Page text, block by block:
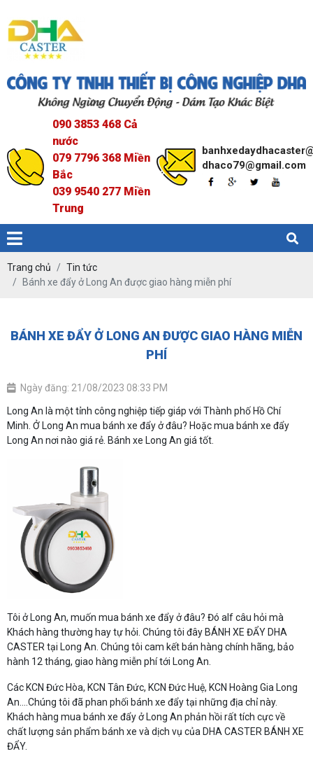
090 3853 468 Cả
nước
079 7796 368 Miền
Bắc
039 9540 277 Miền
Trung
dhaco79@gmail.com
Trang chủ
Tin tức
Bánh xe đẩy ở Long An được giao hàng miễn phí
BÁNH XE ĐẨY Ở LONG AN ĐƯỢC GIAO HÀNG MIỄN
PHÍ
Ngày đăng: 21/08/2023 08:33 PM
Long An là một tỉnh công nghiệp tiếp giáp với Thành phố Hồ Chí
Minh. Ở Long An mua bánh xe đẩy ở đâu? Hoặc mua bánh xe đẩy
Long An nơi nào giá rẻ. Bánh xe Long An giá tốt.
Tôi ở Long An, muốn mua bánh xe đẩy ở đâu? Đó alf câu hỏi mà
Khách hàng thường hay tự hỏi. Chúng tôi đây BÁNH XE ĐẨY DHA
CASTER tại Long An. Chúng tôi cam kết bán hàng chính hãng, bảo
hành 12 tháng, giao hàng miễn phí tới Long An.
Các KCN Đức Hòa, KCN Tân Đức, KCN Đức Huệ, KCN Hoàng Gia Long
An....Chúng tôi đã phan phối bánh xe đẩy tại những địa chỉ này.
Khách hàng mua bánh xe đẩy ở Long An phản hồi rất tích cực về
chất lượng sản phẩm bánh xe và dịch vụ của DHA CASTER BÁNH XE
ĐẨY.